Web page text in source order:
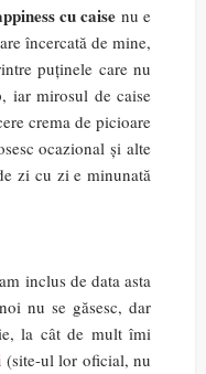
cu caise nu e
încercată de mine,
puținele care nu
iar mirosul de caise
crema de picioare
ocazional și alte
zi cu zi e minunată
inclus de data asta
nu se găsesc, dar
la cât de mult îmi
(site-ul lor oficial, nu